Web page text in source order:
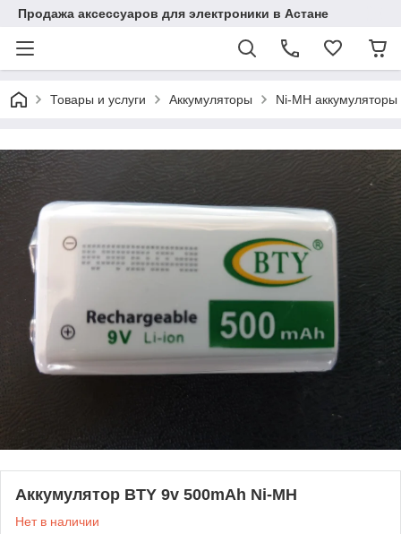
Продажа аксессуаров для электроники в Астане
Товары и услуги Аккумуляторы Ni-MH аккумуляторы
Аккумулятор BTY 9v 500mAh Ni-MH
Нет в наличии